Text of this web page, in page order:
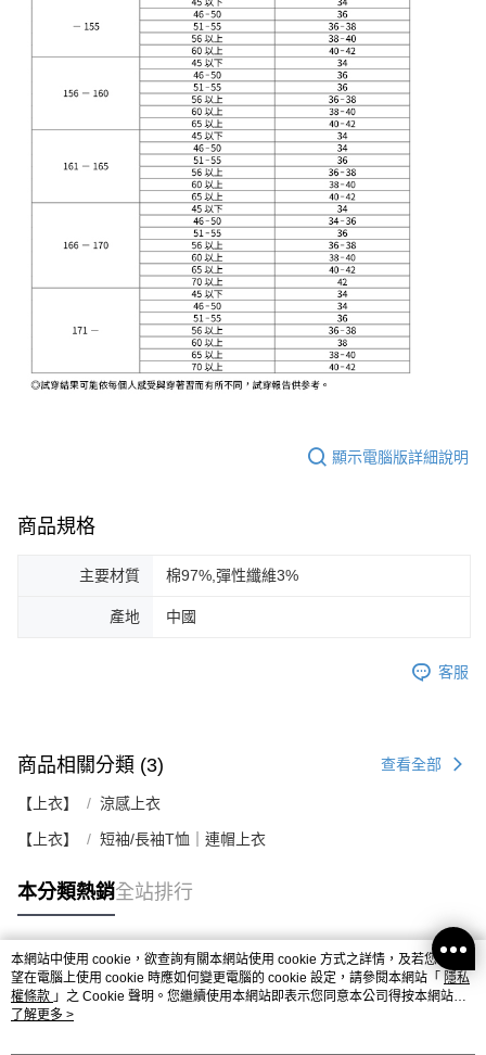
顯示電腦版詳細說明
商品規格
主要材質 棉97%,彈性纖維3%
產地 中國
客服
商品相關分類 (3) 查看全部
【上衣】 涼感上衣
【上衣】 短袖/長袖T恤｜連帽上衣
本分類熱銷全站排行
熱門標籤
本網站中使用 cookie，欲查詢有關本網站使用 cookie 方式之詳情，及若您不希
望在電腦上使用 cookie 時應如何變更電腦的 cookie 設定，請參閱本網站「 隱私
權條款 」之 Cookie 聲明。您繼續使用本網站即表示您同意本公司得按本網站使
用條款之 Cookie 聲明使用 cookie。
了解更多 >